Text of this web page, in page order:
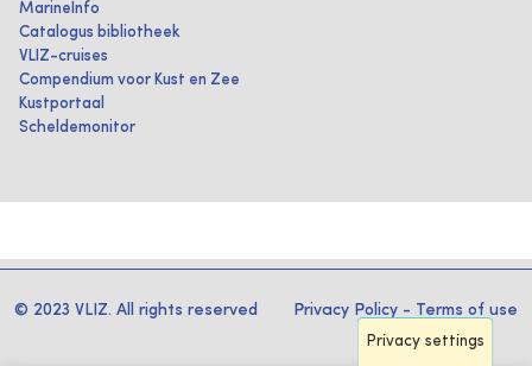
MarineInfo
Catalogus bibliotheek
VLIZ-cruises
Compendium voor Kust en Zee
Kustportaal
Scheldemonitor
© 2023 VLIZ. All rights reserved Privacy Policy - Terms of use
Privacy settings